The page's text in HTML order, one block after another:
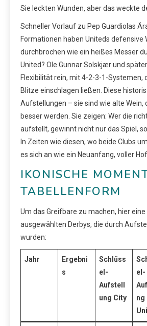
Sie leckten Wunden, aber das weckte
Schneller Vorlauf zu Pep Guardiolas
Formationen haben Uniteds defensive
durchbrochen wie ein heißes Messer
United? Ole Gunnar Solskjær und
Flexibilität rein, mit 4-2-3-1-Systemen,
Blitze einschlagen ließen. Diese
Aufstellungen – sie sind wie alte Wein,
besser werden. Sie zeigen: Wer die
aufstellt, gewinnt nicht nur das Spiel,
In Zeiten wie diesen, wo beide Clubs
es sich an wie ein Neuanfang, voller
IKONISCHE
TABELLENFORM
Um das Greifbare zu machen, hier
ausgewählten Derbys, die durch
wurden:
Jahr
Ergebni
s
Schlüss
el-
Aufstell
ung City
el-
ng